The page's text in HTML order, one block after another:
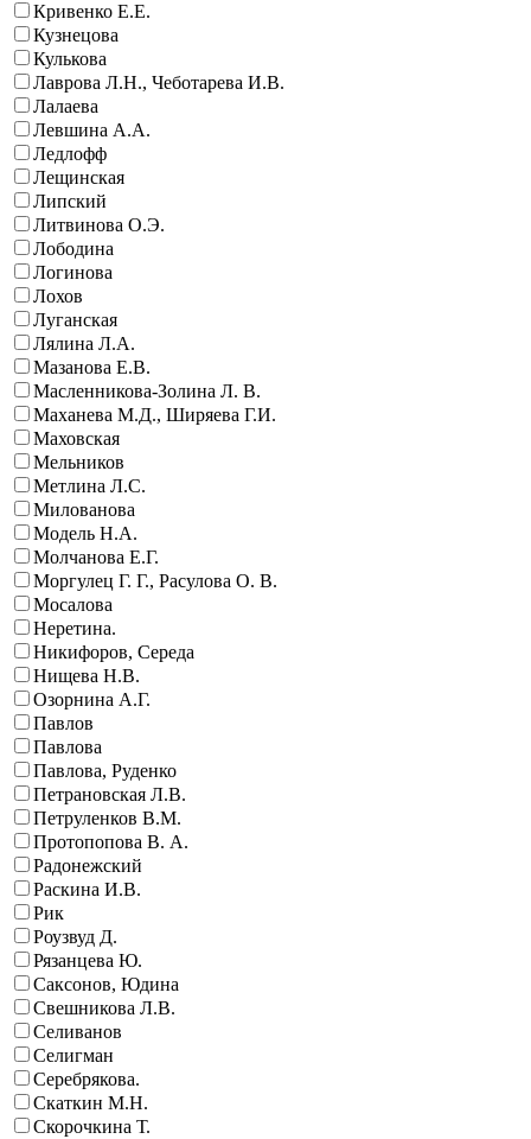
Кривенко Е.Е.
Кузнецова
Кулькова
Лаврова Л.Н., Чеботарева И.В.
Лалаева
Левшина А.А.
Ледлофф
Лещинская
Липский
Литвинова О.Э.
Лободина
Логинова
Лохов
Луганская
Лялина Л.А.
Мазанова Е.В.
Масленникова-Золина Л. В.
Маханева М.Д., Ширяева Г.И.
Маховская
Мельников
Метлина Л.С.
Милованова
Модель Н.А.
Молчанова Е.Г.
Моргулец Г. Г., Расулова О. В.
Мосалова
Неретина.
Никифоров, Середа
Нищева Н.В.
Озорнина А.Г.
Павлов
Павлова
Павлова, Руденко
Петрановская Л.В.
Петруленков В.М.
Протопопова В. А.
Радонежский
Раскина И.В.
Рик
Роузвуд Д.
Рязанцева Ю.
Саксонов, Юдина
Свешникова Л.В.
Селиванов
Селигман
Серебрякова.
Скаткин М.Н.
Скорочкина Т.